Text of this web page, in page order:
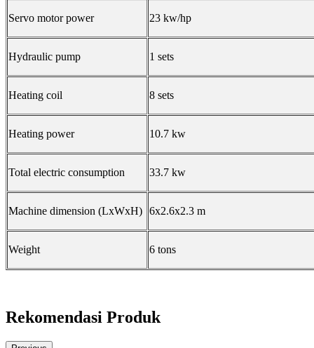
Servo motor power 23 kw/hp
Hydraulic pump 1 sets
Heating coil 8 sets
Heating power 10.7 kw
Total electric consumption 33.7 kw
Machine dimension (LxWxH) 6x2.6x2.3 m
Weight 6 tons
Rekomendasi Produk